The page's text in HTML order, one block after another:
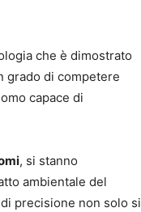
che è dimostrato
grado di competere
capace di
, si stanno
ambientale del
precisione non solo si